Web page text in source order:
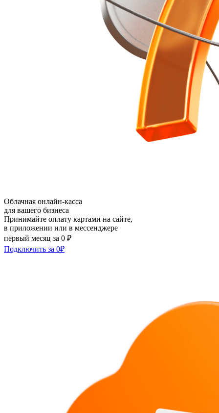
Облачная онлайн-касса
для вашего бизнеса
Принимайте оплату картами на сайте,
в приложении или в мессенджере
первый месяц за 0 ₽
Подключить за 0₽